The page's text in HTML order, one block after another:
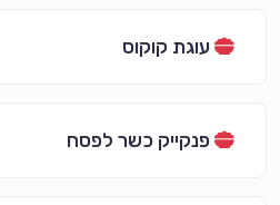
עוגת קוקוס
פנקייק כשר לפסח